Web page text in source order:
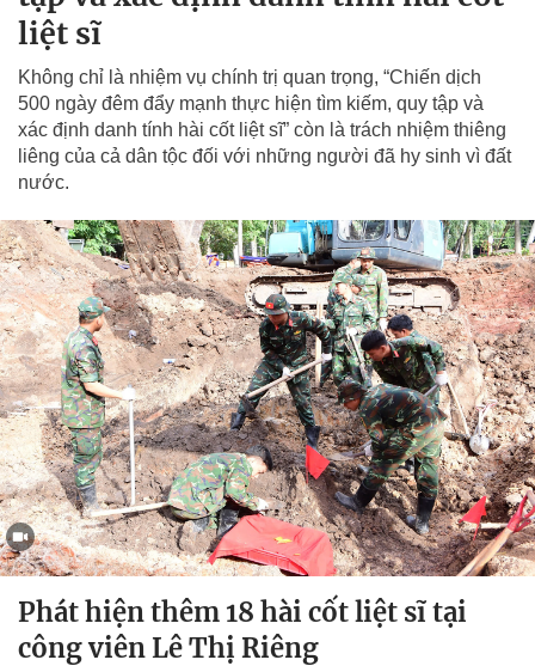
liệt sĩ
Không chỉ là nhiệm vụ chính trị quan trọng, “Chiến dịch
500 ngày đêm đẩy mạnh thực hiện tìm kiếm, quy tập và
xác định danh tính hài cốt liệt sĩ” còn là trách nhiệm thiêng
liêng của cả dân tộc đối với những người đã hy sinh vì đất
nước.
Phát hiện thêm 18 hài cốt liệt sĩ tại
công viên Lê Thị Riêng